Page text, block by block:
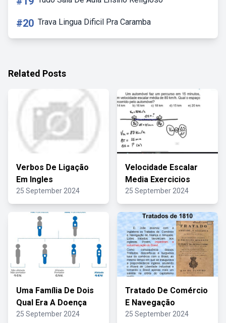
#20 Trava Lingua Dificil Pra Caramba
Related Posts
Verbos De Ligação
Em Ingles
25 September 2024
Velocidade Escalar
Media Exercicios
25 September 2024
Uma Família De Dois
Qual Era A Doença
25 September 2024
Tratado De Comércio
E Navegação
25 September 2024